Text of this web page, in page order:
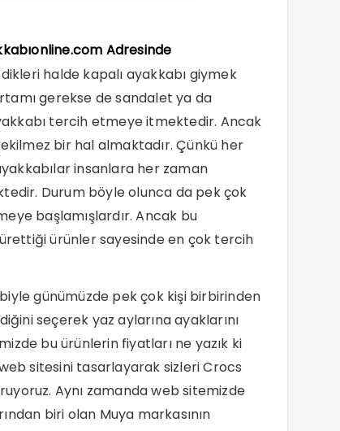
Adresinde
halde kapalı ayakkabı giymek
gerekse de sandalet ya da
tercih etmeye itmektedir. Ancak
bir hal almaktadır. Çünkü her
insanlara her zaman
Durum böyle olunca da pek çok
başlamışlardır. Ancak bu
ürünler sayesinde en çok tercih
günümüzde pek çok kişi birbirinden
seçerek yaz aylarına ayaklarını
bu ürünlerin fiyatları ne yazık ki
sitesini tasarlayarak sizleri Crocs
Aynı zamanda web sitemizde
biri olan Muya markasının